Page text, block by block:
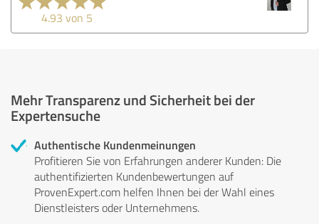
4.93 von 5
Mehr Transparenz und Sicherheit bei der
Expertensuche
Authentische Kundenmeinungen
Profitieren Sie von Erfahrungen anderer Kunden: Die
authentifizierten Kundenbewertungen auf
ProvenExpert.com helfen Ihnen bei der Wahl eines
Dienstleisters oder Unternehmens.